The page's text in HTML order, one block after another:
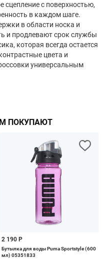
сцепление с поверхностью,
в каждом шаге.
в области носка и
и продлевают срок службы
которая всегда остается
цвета и
универсальным
ПОКУПАЮТ
2 190 Р
Бутылка для воды Puma Sportstyle (600
мл) 05351833